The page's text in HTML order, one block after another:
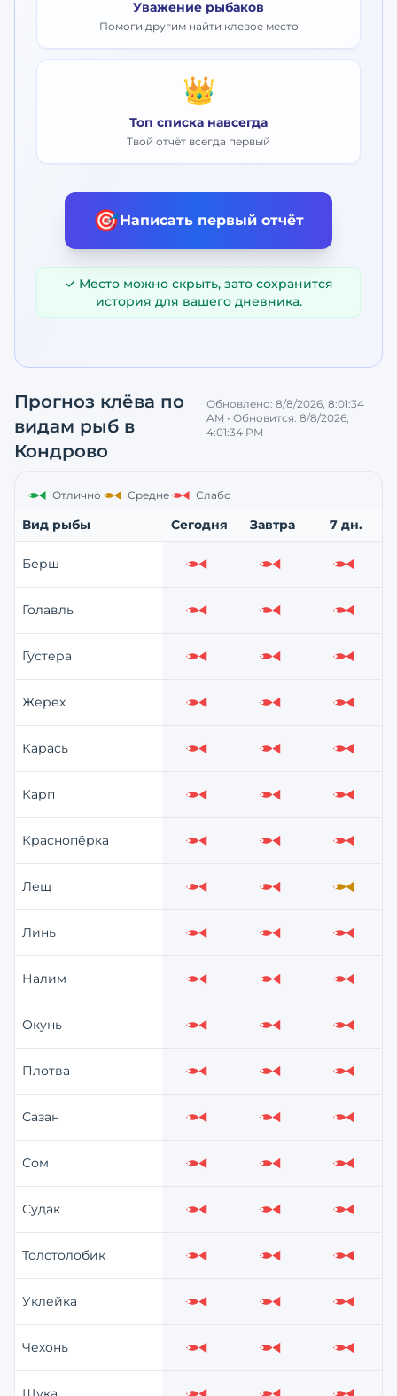
Уважение рыбаков
Помоги другим найти клевое место
👑
Топ списка навсегда
Твой отчёт всегда первый
🎯Написать первый отчёт
✓ Место можно скрыть, зато сохранится
история для вашего дневника.
Прогноз клёва по
видам рыб в
Кондрово
Обновлено: 8/8/2026, 8:01:34
AM • Обновится: 8/8/2026,
4:01:34 PM
Отлично Средне Слабо
Вид рыбы Сегодня Завтра 7 дн.
Берш Слабо Слабо Слабо
Голавль Слабо Слабо Слабо
Густера Слабо Слабо Слабо
Жерех Слабо Слабо Слабо
Карась Слабо Слабо Слабо
Карп Слабо Слабо Слабо
Краснопёрка Слабо Слабо Слабо
Лещ Слабо Слабо Средне
Линь Слабо Слабо Слабо
Налим Слабо Слабо Слабо
Окунь Слабо Слабо Слабо
Плотва Слабо Слабо Слабо
Сазан Слабо Слабо Слабо
Сом Слабо Слабо Слабо
Судак Слабо Слабо Слабо
Толстолобик Слабо Слабо Слабо
Уклейка Слабо Слабо Слабо
Чехонь Слабо Слабо Слабо